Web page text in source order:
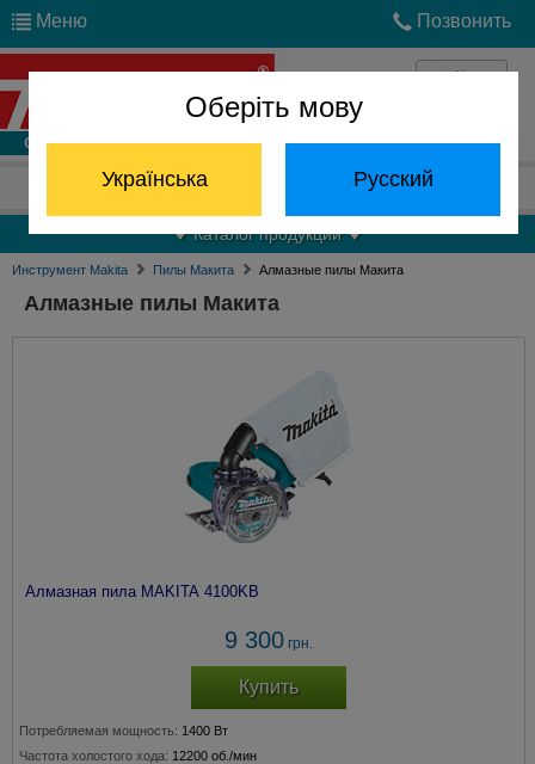
Оберіть мову
Українська Русский
Меню Позвонить
Войти
Отдел запчастей: (068) 824-24-24
Каталог продукции
Инструмент Makita Пилы Макита Алмазные пилы Макита
Алмазные пилы Макита
Алмазная пила MAKITA 4100KB
9 300 грн.
Купить
Потребляемая мощность: 1400 Вт
Частота холостого хода: 12200 об./мин